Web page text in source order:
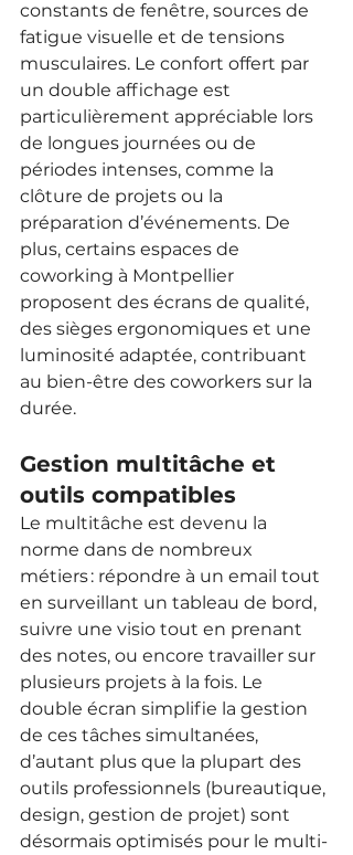
constants de fenêtre, sources de
fatigue visuelle et de tensions
musculaires. Le confort offert par
un double affichage est
particulièrement appréciable lors
de longues journées ou de
périodes intenses, comme la
clôture de projets ou la
préparation d’événements. De
plus, certains espaces de
coworking à Montpellier
proposent des écrans de qualité,
des sièges ergonomiques et une
luminosité adaptée, contribuant
au bien-être des coworkers sur la
durée.
Gestion multitâche et
outils compatibles
Le multitâche est devenu la
norme dans de nombreux
métiers : répondre à un email tout
en surveillant un tableau de bord,
suivre une visio tout en prenant
des notes, ou encore travailler sur
plusieurs projets à la fois. Le
double écran simplifie la gestion
de ces tâches simultanées,
d’autant plus que la plupart des
outils professionnels (bureautique,
design, gestion de projet) sont
désormais optimisés pour le multi-